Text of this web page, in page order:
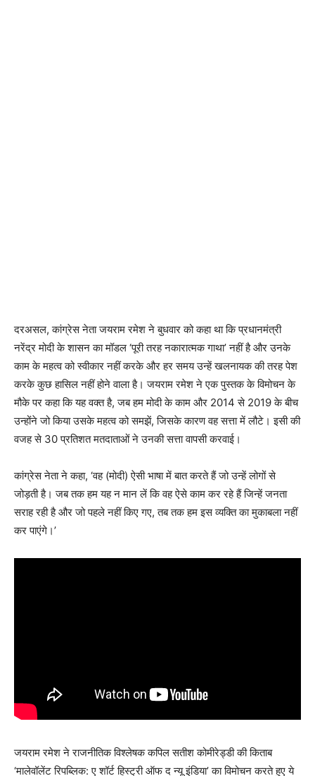
दरअसल, कांग्रेस नेता जयराम रमेश ने बुधवार को कहा था कि प्रधानमंत्री
नरेंद्र मोदी के शासन का मॉडल ‘पूरी तरह नकारात्मक गाथा’ नहीं है और उनके
काम के महत्व को स्वीकार नहीं करके और हर समय उन्हें खलनायक की तरह पेश
करके कुछ हासिल नहीं होने वाला है। जयराम रमेश ने एक पुस्तक के विमोचन के
मौके पर कहा कि यह वक्त है, जब हम मोदी के काम और 2014 से 2019 के बीच
उन्होंने जो किया उसके महत्व को समझें, जिसके कारण वह सत्ता में लौटे। इसी की
वजह से 30 प्रतिशत मतदाताओं ने उनकी सत्ता वापसी करवाई।
कांग्रेस नेता ने कहा, ‘वह (मोदी) ऐसी भाषा में बात करते हैं जो उन्हें लोगों से
जोड़ती है। जब तक हम यह न मान लें कि वह ऐसे काम कर रहे हैं जिन्हें जनता
सराह रही है और जो पहले नहीं किए गए, तब तक हम इस व्यक्ति का मुकाबला नहीं
कर पाएंगे।’
जयराम रमेश ने राजनीतिक विश्लेषक कपिल सतीश कोमीरेड्डी की किताब
‘मालेवॉलेंट रिपब्लिक: ए शॉर्ट हिस्ट्री ऑफ द न्यू इंडिया’ का विमोचन करते हुए ये